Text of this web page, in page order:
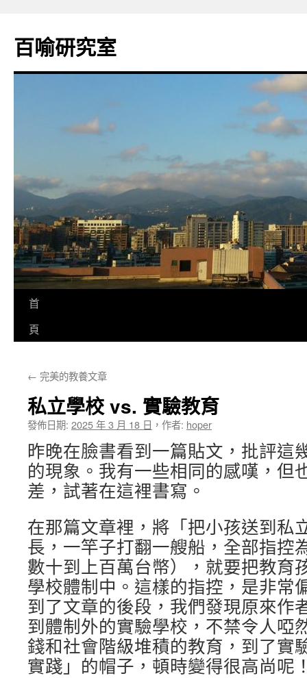
百喻研究室
跳
要
內
容
首
頁
← 完美的教養文章
私立學校 vs. 實驗教育
發佈日期: 2025 年 3 月 18 日 ， 作者: hoper
昨晚在臉書看到一篇貼文，批評這
的現象。我有一些相同的感嘆，但
差，試著在這裡書寫。
在那篇文章裡，將「把小孩送到私
長，一竿子打翻一艘船，全部指控
數十到上百萬台幣），就要把教育
學校體制中。這樣的指控，是非常
到了文章的後段，我們發現原來作
到體制外的實驗學校，不禁令人啞
錢和社會階級堆積的教育，到了實
實踐」的帽子，頓時變得很高尚呢